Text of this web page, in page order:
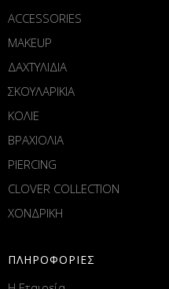
ACCESSORIES
MAKEUP
ΔΑΧΤΥΛΙΔΙΑ
ΣΚΟΥΛΑΡΙΚΙΑ
ΚΟΛΙΕ
ΒΡΑΧΙΟΛΙΑ
PIERCING
CLOVER COLLECTION
ΧΟΝΔΡΙΚΗ
ΠΛΗΡΟΦΟΡΙΕΣ